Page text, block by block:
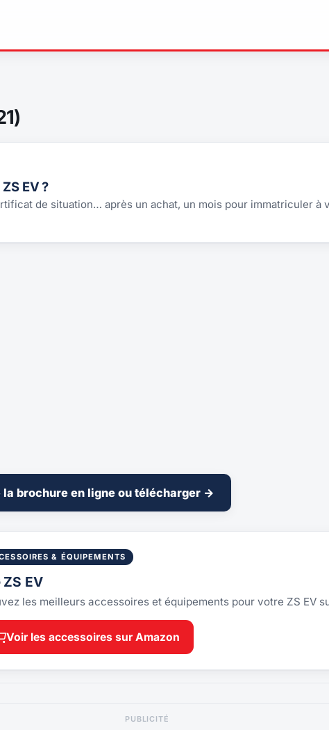
EV ?
de situation… après un achat, un mois pour immatriculer à
la brochure en ligne ou télécharger →
& ÉQUIPEMENTS
ZS EV
les meilleurs accessoires et équipements pour votre ZS EV
Voir les accessoires sur Amazon
PUBLICITÉ